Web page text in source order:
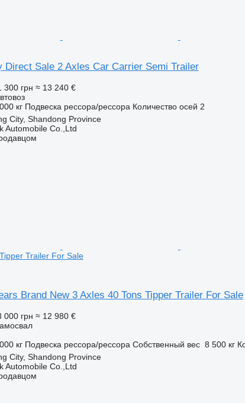
Direct Sale 2 Axles Car Carrier Semi Trailer
300 грн ≈ 13 240 €
кг Подвеска рессора/рессора Количество осей 2
City, Shandong Province
Automobile Co.,Ltd
Trailer For Sale
Brand New 3 Axles 40 Tons Tipper Trailer For Sale
000 грн ≈ 12 980 €
кг Подвеска рессора/рессора Собственный вес 8 500 кг
City, Shandong Province
Automobile Co.,Ltd